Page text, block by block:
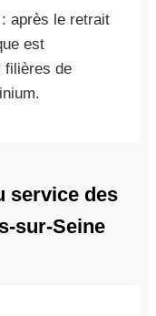
: après le retrait
est
filières de
service des
sur-Seine